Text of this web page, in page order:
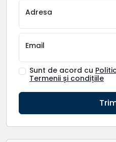
Adresa
Email
Sunt de acord cu
Termenii și condițiile